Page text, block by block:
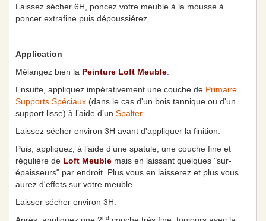
Laissez sécher 6H, poncez votre meuble à la mousse à
poncer extrafine puis dépoussiérez.
Application
Mélangez bien la Peinture Loft Meuble
Ensuite, appliquez impérativement une couche de Primaire
Supports Spéciaux (dans le cas d'un bois tannique ou d'un
support lisse) à l’aide d’un Spalter.
Laissez sécher environ 3H avant d'appliquer la finition.
Puis, appliquez, à l’aide d’une spatule, une couche fine et
régulière de Loft Meuble mais en laissant quelques "sur-
épaisseurs" par endroit. Plus vous en laisserez et plus vous
aurez d'effets sur votre meuble.
Laisser sécher environ 3H.
nd